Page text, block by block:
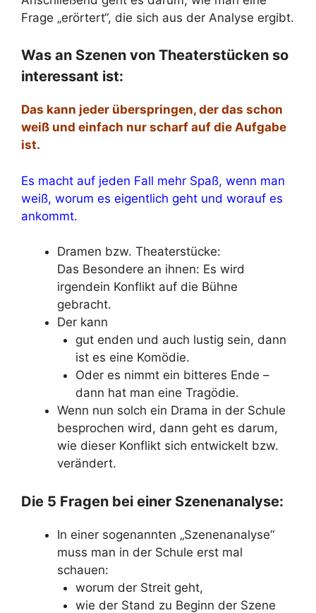
Frage „erörtert“, die sich aus der Analyse ergibt.
Was an Szenen von Theaterstücken so
interessant ist:
Das kann jeder überspringen, der das schon
weiß und einfach nur scharf auf die Aufgabe
ist.
Es macht auf jeden Fall mehr Spaß, wenn man
weiß, worum es eigentlich geht und worauf es
ankommt.
Dramen bzw. Theaterstücke:
Das Besondere an ihnen: Es wird
irgendein Konflikt auf die Bühne
gebracht.
Der kann
gut enden und auch lustig sein, dann
ist es eine Komödie.
Oder es nimmt ein bitteres Ende –
dann hat man eine Tragödie.
Wenn nun solch ein Drama in der Schule
besprochen wird, dann geht es darum,
wie dieser Konflikt sich entwickelt bzw.
verändert.
Die 5 Fragen bei einer Szenenanalyse:
In einer sogenannten „Szenenanalyse“
muss man in der Schule erst mal
schauen:
worum der Streit geht,
wie der Stand zu Beginn der Szene